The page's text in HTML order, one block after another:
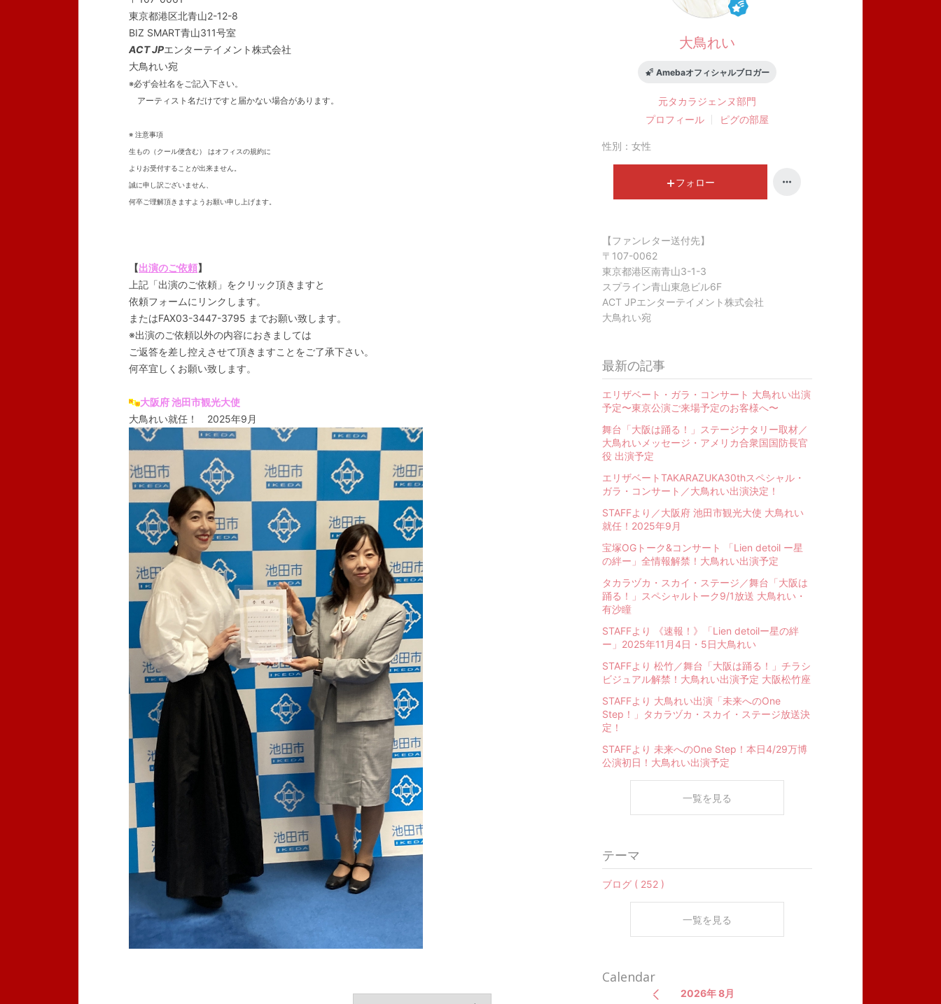
東京都港区北青山2-12-8
BIZ SMART青山311号室
ACT JPエンターテイメント株式会社
大鳥れい宛
※必ず会社名をご記入下さい。
アーティスト名だけですと届かない場合があります。
※ 注意事項
生もの（クール便含む） はオフィスの規約に
よりお受付することが出来ません。
誠に申し訳ございません、
何卒ご理解頂きますようお願い申し上げます。
【出演のご依頼】
上記「出演のご依頼」をクリック頂きますと
依頼フォームにリンクします。
またはFAX03-3447-3795 までお願い致します。
※出演のご依頼以外の内容におきましては
ご返答を差し控えさせて頂きますことをご了承下さい。
何卒宜しくお願い致します。
大阪府 池田市観光大使
大鳥れい就任！ 2025年9月
大鳥れい
Amebaオフィシャルブロガー
元タカラジェンヌ部門
プロフィール
ピグの部屋
性別： 女性
フォロー
【ファンレター送付先】
〒107-0062
東京都港区南青山3-1-3
スプライン青山東急ビル6F
ACT JPエンターテイメント株式会社
大鳥れい宛
最新の記事
エリザベート・ガラ・コンサート 大鳥れい出演
予定〜東京公演ご来場予定のお客様へ〜
舞台「大阪は踊る！」ステージナタリー取材／
大鳥れいメッセージ・アメリカ合衆国国防長官
役 出演予定
エリザベートTAKARAZUKA30thスペシャル・
ガラ・コンサート／大鳥れい出演決定！
STAFFより／大阪府 池田市観光大使 大鳥れい
就任！2025年9月
宝塚OGトーク&コンサート 「Lien detoil ー星
の絆ー」全情報解禁！大鳥れい出演予定
タカラヅカ・スカイ・ステージ／舞台「大阪は
踊る！」スペシャルトーク9/1放送 大鳥れい・
有沙瞳
STAFFより 《速報！》「Lien detoilー星の絆
ー」2025年11月4日・5日大鳥れい
STAFFより 松竹／舞台「大阪は踊る！」チラシ
ビジュアル解禁！大鳥れい出演予定 大阪松竹座
STAFFより 大鳥れい出演「未来へのOne
Step！」タカラヅカ・スカイ・ステージ放送決
定！
STAFFより 未来へのOne Step！本日4/29万博
公演初日！大鳥れい出演予定
一覧を見る
テーマ
ブログ ( 252 )
一覧を見る
Calendar
2026年 8月